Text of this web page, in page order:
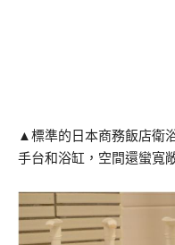
▲標準的日本商務飯店衛
手台和浴缸，空間還蠻寬